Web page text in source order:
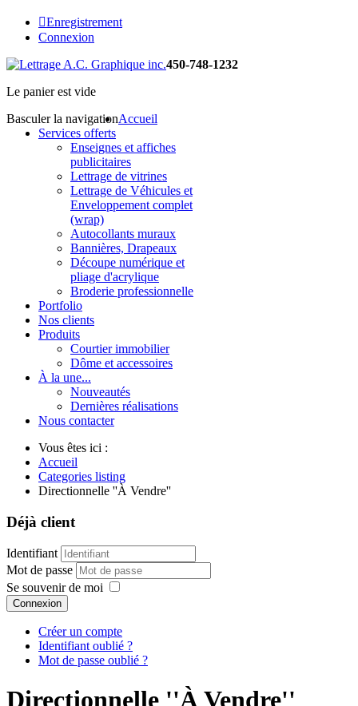
Enregistrement
Connexion
450-748-1232
Le panier est vide
Basculer la navigationAccueil
Services offerts
Enseignes et affiches
publicitaires
Lettrage de vitrines
Lettrage de Véhicules et
Enveloppement complet
(wrap)
Autocollants muraux
Bannières, Drapeaux
Découpe numérique et
pliage d'acrylique
Broderie professionnelle
Portfolio
Nos clients
Produits
Courtier immobilier
Dôme et accessoires
À la une...
Nouveautés
Dernières réalisations
Nous contacter
Vous êtes ici :
Accueil
Categories listing
Directionnelle ''À Vendre''
Déjà client
Identifiant
Mot de passe
Se souvenir de moi
Connexion
Créer un compte
Identifiant oublié ?
Mot de passe oublié ?
Directionnelle ''À Vendre''